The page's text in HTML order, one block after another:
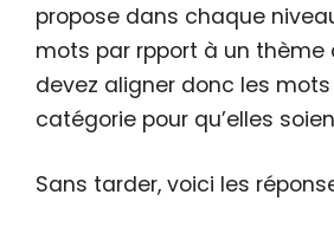
propose dans chaque
mots par rpport à un thème
devez aligner donc les
catégorie pour qu’elles
Sans tarder, voici les